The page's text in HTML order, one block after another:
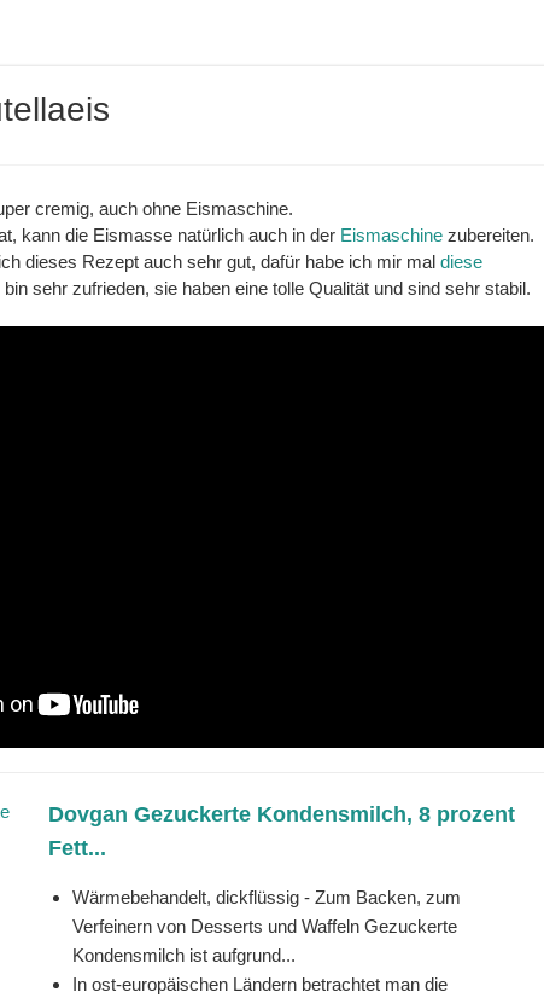
cremig, auch ohne Eismaschine.
kann die Eismasse natürlich auch in der Eismaschine zubereiten.
dieses Rezept auch sehr gut, dafür habe ich mir mal diese
bin sehr zufrieden, sie haben eine tolle Qualität und sind sehr stabil.
Dovgan Gezuckerte Kondensmilch, 8 prozent
Fett...
Wärmebehandelt, dickflüssig - Zum Backen, zum
Verfeinern von Desserts und Waffeln Gezuckerte
Kondensmilch ist aufgrund...
In ost-europäischen Ländern betrachtet man die